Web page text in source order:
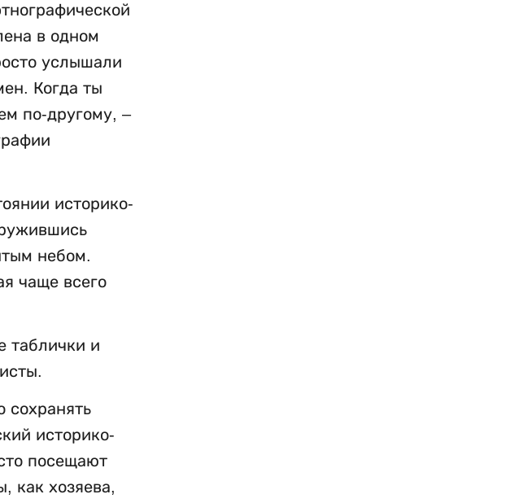
в одном
услышали
Когда ты
по-другому, –
историко-
небом.
чаще всего
таблички и
сохранять
историко-
посещают
как хозяева,